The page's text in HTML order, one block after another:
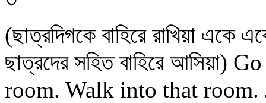
(ছাত্রদিগকে বাহিরে রাখিয়া
ছাত্রদের সহিত বাহিরে
room. Walk into that